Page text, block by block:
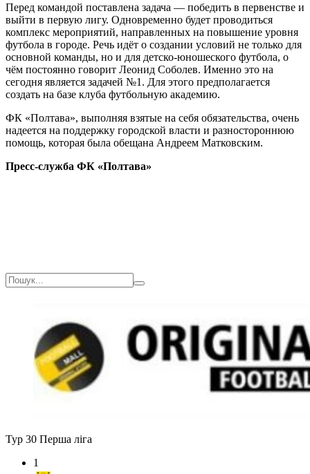
Перед командой поставлена задача — победить в первенстве и
выйти в первую лигу. Одновременно будет проводиться
комплекс мероприятий, направленных на повышение уровня
футбола в городе. Речь идёт о создании условий не только для
основной команды, но и для детско-юношеского футбола, о
чём постоянно говорит Леонид Соболев. Именно это на
сегодня является задачей №1. Для этого предполагается
создать на базе клуба футбольную академию.
ФК «Полтава», выполняя взятые на себя обязательства, очень
надеется на поддержку городской власти и разностороннюю
помощь, которая была обещана Андреем Матковским.
Пресс-служба ФК «Полтава»
Тур 30 Перша ліга
1